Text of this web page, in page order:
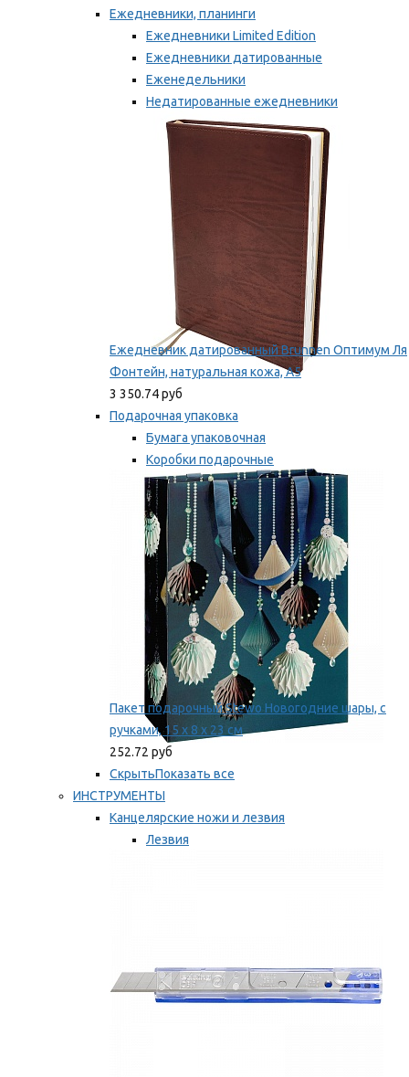
Ежедневники, планинги
Ежедневники Limited Edition
Ежедневники датированные
Еженедельники
Недатированные ежедневники
Планинги
Мы рекомендуем
Ежедневник датированный Brunnen Оптимум Ля
Фонтейн, натуральная кожа, А5
3 350.74 руб
Подарочная упаковка
Бумага упаковочная
Коробки подарочные
Ленты, бобины
Мы рекомендуем
Пакет подарочный Stewo Новогодние шары, с
ручками, 15 х 8 х 23 см
252.72 руб
СкрытьПоказать все
ИНСТРУМЕНТЫ
Канцелярские ножи и лезвия
Лезвия